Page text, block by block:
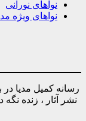
نواهای نورانی
نواهای ویژه
نشر آثار ، زنده